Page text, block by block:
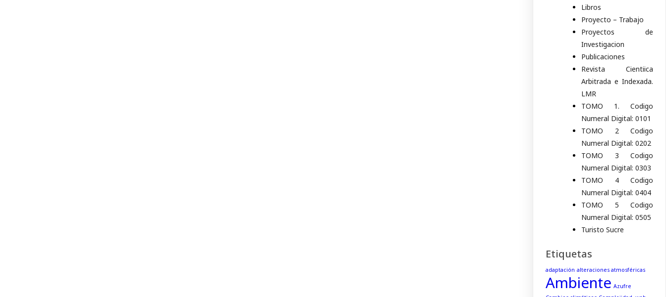
Libros
Proyecto – Trabajo
Proyectos de
Investigacion
Publicaciones
Revista Cientiica
Arbitrada e Indexada.
LMR
TOMO 1. Codigo
Numeral Digital: 0101
TOMO 2 Codigo
Numeral Digital: 0202
TOMO 3 Codigo
Numeral Digital: 0303
TOMO 4 Codigo
Numeral Digital: 0404
TOMO 5 Codigo
Numeral Digital: 0505
Turisto Sucre
Etiquetas
adaptación alteraciones atmosféricas
Ambiente Azufre